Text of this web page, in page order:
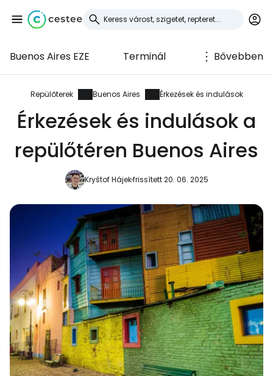
Buenos Aires EZE Terminál Bővebben
Repülőterek Buenos Aires Érkezések és indulások
Érkezések és indulások a
repülőtéren Buenos Aires
Kryštof Hájekfrissített 20. 06. 2025
Bejelentkezés a
Cestee-be
... az utazási közösség világszerte
Folytatás a Facebookkal
Folytassa e-mailben